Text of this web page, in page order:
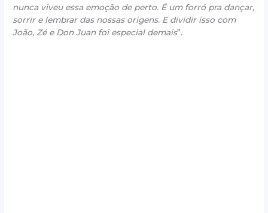
nunca viveu essa emoção de perto. É um forró pra dançar,
sorrir e lembrar das nossas origens. E dividir isso com
João, Zé e Don Juan foi especial demais”.